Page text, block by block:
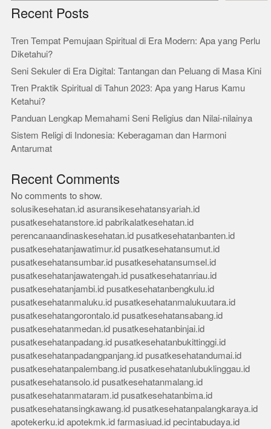
Recent Posts
Tren Tempat Pemujaan Spiritual di Era Modern: Apa yang Perlu
Diketahui?
Seni Sekuler di Era Digital: Tantangan dan Peluang di Masa Kini
Tren Praktik Spiritual di Tahun 2023: Apa yang Harus Kamu
Ketahui?
Panduan Lengkap Memahami Seni Religius dan Nilai-nilainya
Sistem Religi di Indonesia: Keberagaman dan Harmoni
Antarumat
Recent Comments
No comments to show.
solusikesehatan.id asuransikesehatansyariah.id
pusatkesehatanstore.id pabrikalatkesehatan.id
perencanaandinaskesehatan.id pusatkesehatanbanten.id
pusatkesehatanjawatimur.id pusatkesehatansumut.id
pusatkesehatansumbar.id pusatkesehatansumsel.id
pusatkesehatanjawatengah.id pusatkesehatanriau.id
pusatkesehatanjambi.id pusatkesehatanbengkulu.id
pusatkesehatanmaluku.id pusatkesehatanmalukuutara.id
pusatkesehatangorontalo.id pusatkesehatansabang.id
pusatkesehatanmedan.id pusatkesehatanbinjai.id
pusatkesehatanpadang.id pusatkesehatanbukittinggi.id
pusatkesehatanpadangpanjang.id pusatkesehatandumai.id
pusatkesehatanpalembang.id pusatkesehatanlubuklinggau.id
pusatkesehatansolo.id pusatkesehatanmalang.id
pusatkesehatanmataram.id pusatkesehatanbima.id
pusatkesehatansingkawang.id pusatkesehatanpalangkaraya.id
apotekerku.id apotekmk.id farmasiuad.id pecintabudaya.id